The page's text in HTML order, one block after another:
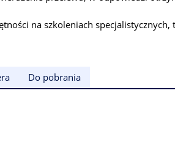
na szkoleniach
Do pobrania